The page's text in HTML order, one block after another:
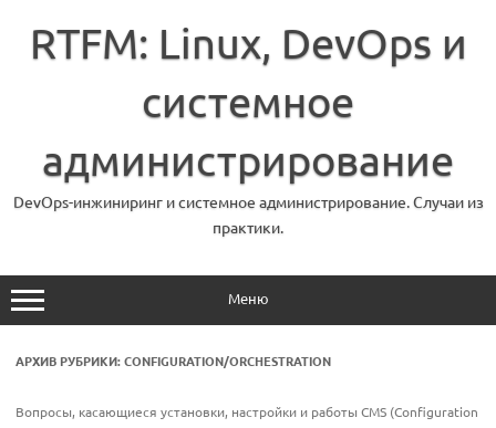
содержимому
RTFM: Linux, DevOps и
системное
администрирование
DevOps-инжиниринг и системное администрирование. Случаи из
практики.
Меню
АРХИВ РУБРИКИ:CONFIGURATION/ORCHESTRATION
Вопросы, касающиеся установки, настройки и работы CMS (Configuration